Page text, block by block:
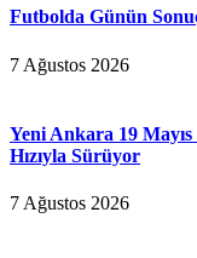
Futbolda Günün
7 Ağustos 2026
Yeni Ankara 19
Hızıyla Sürüyor
7 Ağustos 2026